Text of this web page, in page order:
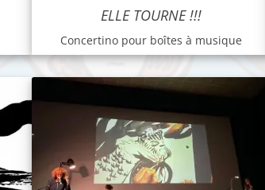
ELLE TOURNE !!!
Concertino pour boîtes à musique